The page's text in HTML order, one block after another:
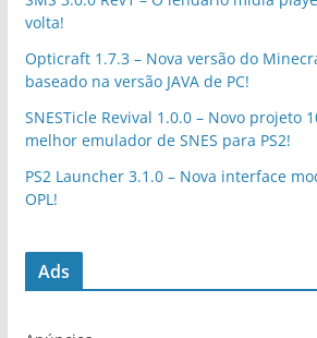
volta!
Opticraft 1.7.3 – Nova versão do
baseado na versão JAVA de PC!
SNESTicle Revival 1.0.0 – Novo projeto
melhor emulador de SNES para PS2!
PS2 Launcher 3.1.0 – Nova interface
OPL!
Ads